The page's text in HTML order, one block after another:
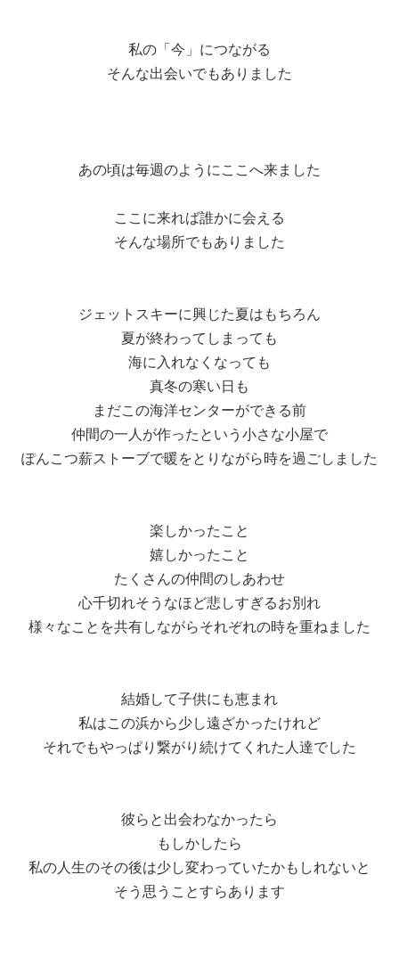
私の「今」につながる
そんな出会いでもありました
あの頃は毎週のようにここへ来ました
ここに来れば誰かに会える
そんな場所でもありました
ジェットスキーに興じた夏はもちろん
夏が終わってしまっても
海に入れなくなっても
真冬の寒い日も
まだこの海洋センターができる前
仲間の一人が作ったという小さな小屋で
ぽんこつ薪ストーブで暖をとりながら時を過ごしました
楽しかったこと
嬉しかったこと
たくさんの仲間のしあわせ
心千切れそうなほど悲しすぎるお別れ
様々なことを共有しながらそれぞれの時を重ねました
結婚して子供にも恵まれ
私はこの浜から少し遠ざかったけれど
それでもやっぱり繋がり続けてくれた人達でした
彼らと出会わなかったら
もしかしたら
私の人生のその後は少し変わっていたかもしれないと
そう思うことすらあります